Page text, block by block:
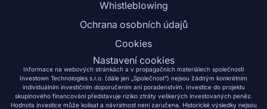
Whistleblowing
Ochrana osobních údajů
Cookies
Nastavení cookies
Informace na webových stránkách a v propagačních materiálech společnosti
Investown Technologies s.r.o. (dále jen „Společnost“) nejsou žádným konkrétním
individuálním investičním doporučením ani poradenstvím. Investice do projektu
skupinového financování představuje riziko ztráty veškerých investovaných peněz.
Hodnota investice může kolísat a návratnost není zaručena. Historické výsledky nejsou